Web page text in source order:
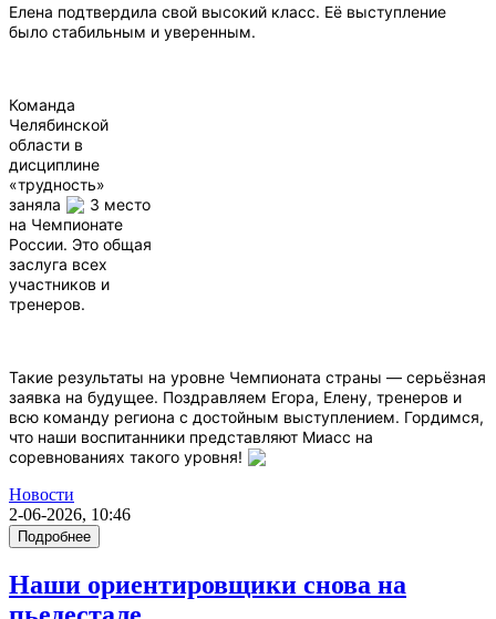
Елена подтвердила свой высокий класс. Её выступление
было стабильным и уверенным.
Команда
Челябинской
области в
дисциплине
«трудность»
заняла
3 место
на Чемпионате
России. Это общая
заслуга всех
участников и
тренеров.
Такие результаты на уровне Чемпионата страны — серьёзная
заявка на будущее. Поздравляем Егора, Елену, тренеров и
всю команду региона с достойным выступлением. Гордимся,
что наши воспитанники представляют Миасс на
соревнованиях такого уровня!
Новости
2-06-2026, 10:46
Подробнее
Наши ориентировщики снова на